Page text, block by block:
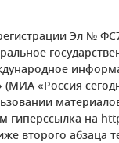
Эл №
(МИА «Россия
гиперссылка на
второго абзаца